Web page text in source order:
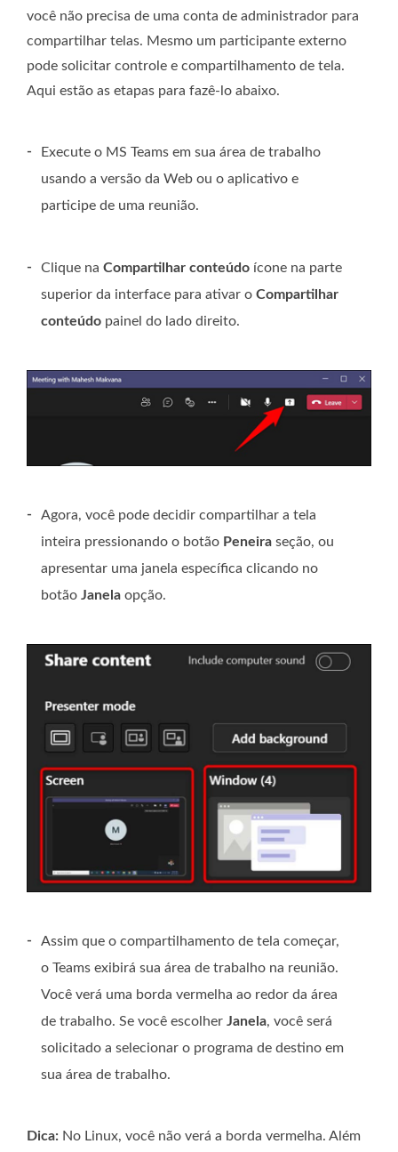
você não precisa de uma conta de administrador para
compartilhar telas. Mesmo um participante externo
pode solicitar controle e compartilhamento de tela.
Aqui estão as etapas para fazê-lo abaixo.
-
Execute o MS Teams em sua área de trabalho
usando a versão da Web ou o aplicativo e
participe de uma reunião.
- Clique na Compartilhar conteúdo ícone na parte
superior da interface para ativar o Compartilhar
conteúdo painel do lado direito.
-
Agora, você pode decidir compartilhar a tela
inteira pressionando o botão Peneira seção, ou
apresentar uma janela específica clicando no
botão Janela opção.
-
Assim que o compartilhamento de tela começar,
o Teams exibirá sua área de trabalho na reunião.
Você verá uma borda vermelha ao redor da área
de trabalho. Se você escolher Janela, você será
solicitado a selecionar o programa de destino em
sua área de trabalho.
Dica: No Linux, você não verá a borda vermelha. Além